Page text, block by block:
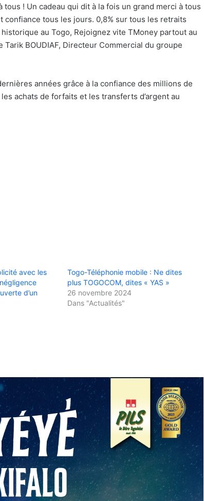
! Un cadeau qui dit à la fois un grand merci à tous
tous les jours. 0,8% sur tous les retraits
historique au Togo, Rejoignez vite TMoney partout au
BOUDIAF, Directeur Commercial du groupe
années grâce à la confiance des millions de
achats de forfaits et les transferts d’argent au
avec les
d’un
Togo-Téléphonie mobile : Ne dites
plus TOGOCOM, dites « YAS »
26 novembre 2024
Dans "Actualités"